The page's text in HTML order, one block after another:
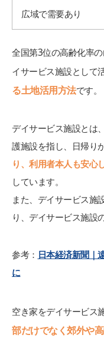
広域で需要あり
全国第3位の高齢化率
イサービス施設として
る土地活用方法です。
デイサービス施設とは
護施設を指し、日帰り
り、利用者本人も安心
しています。
また、デイサービス施
り、デイサービス施設
参考： 日本経済新聞｜
に
空き家をデイサービス
部だけでなく郊外や